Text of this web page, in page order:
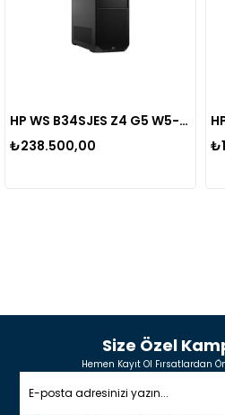
HP WS B34SJES Z4 G5 W5-2545 32GB 4800 MHZ DDR5 ECC RAM 1TB NVMe SSD NVIDIA RTX 2000 Ada 16GB WIN11PRO
₺238.500,00
Size Özel
Hemen Kayıt Ol Fırsatlardan